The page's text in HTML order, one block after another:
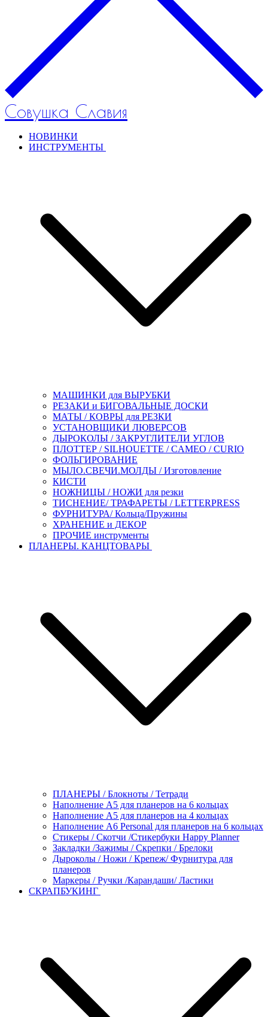
Совушка Славия
НОВИНКИ
ИНСТРУМЕНТЫ
МАШИНКИ для ВЫРУБКИ
РЕЗАКИ и БИГОВАЛЬНЫЕ ДОСКИ
МАТЫ / КОВРЫ для РЕЗКИ
УСТАНОВЩИКИ ЛЮВЕРСОВ
ДЫРОКОЛЫ / ЗАКРУГЛИТЕЛИ УГЛОВ
ПЛОТТЕР / SILHOUETTE / CAMEO / CURIO
ФОЛЬГИРОВАНИЕ
МЫЛО.СВЕЧИ.МОЛДЫ / Изготовление
КИСТИ
НОЖНИЦЫ / НОЖИ для резки
ТИСНЕНИЕ/ ТРАФАРЕТЫ / LETTERPRESS
ФУРНИТУРА/ Кольца/Пружины
ХРАНЕНИЕ и ДЕКОР
ПРОЧИЕ инструменты
ПЛАНЕРЫ. КАНЦТОВАРЫ
ПЛАНЕРЫ / Блокноты / Тетради
Наполнение А5 для планеров на 6 кольцах
Наполнение А5 для планеров на 4 кольцах
Наполнение А6 Personal для планеров на 6 кольцах
Стикеры / Скотчи /Стикербуки Happy Planner
Закладки /Зажимы / Скрепки / Брелоки
Дыроколы / Ножи / Крепеж/ Фурнитура для
планеров
Маркеры / Ручки /Карандаши/ Ластики
СКРАПБУКИНГ